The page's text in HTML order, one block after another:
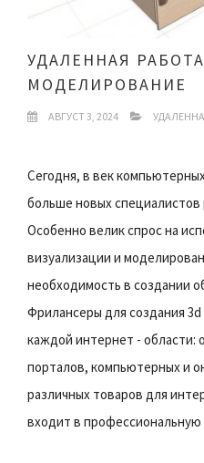
УДАЛЕННАЯ РАБОТА
МОДЕЛИРОВАНИЕ
АВГУСТ 3, 2024
Сегодня, в век
больше новых
Особенно велик спрос на
визуализации и
необходимость в создании
Фрилансеры для создания
каждой интернет - области:
порталов, компьютерных и
различных товаров для
входит в профессиональную